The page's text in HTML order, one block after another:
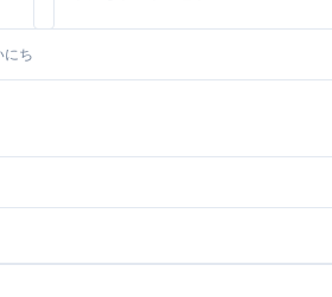
にち